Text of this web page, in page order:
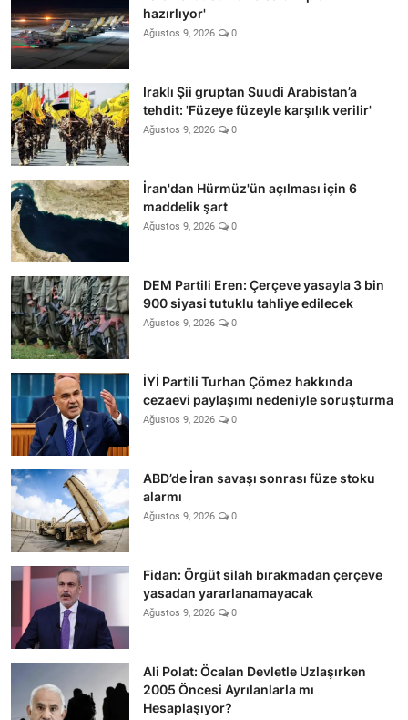
hazırlıyor'
Ağustos 9, 2026 0
Iraklı Şii gruptan Suudi Arabistan’a
tehdit: 'Füzeye füzeyle karşılık verilir'
Ağustos 9, 2026 0
İran'dan Hürmüz'ün açılması için 6
maddelik şart
Ağustos 9, 2026 0
DEM Partili Eren: Çerçeve yasayla 3 bin
900 siyasi tutuklu tahliye edilecek
Ağustos 9, 2026 0
İYİ Partili Turhan Çömez hakkında
cezaevi paylaşımı nedeniyle soruşturma
Ağustos 9, 2026 0
ABD’de İran savaşı sonrası füze stoku
alarmı
Ağustos 9, 2026 0
Fidan: Örgüt silah bırakmadan çerçeve
yasadan yararlanamayacak
Ağustos 9, 2026 0
Ali Polat: Öcalan Devletle Uzlaşırken
2005 Öncesi Ayrılanlarla mı
Hesaplaşıyor?